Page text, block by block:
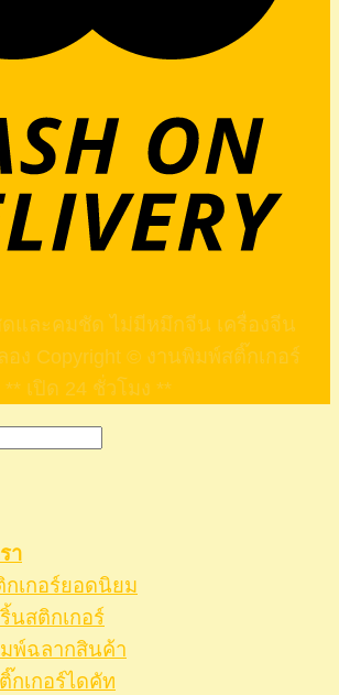
และคมชัด ไม่มีหมึกจีน เครื่องจีน
อง Copyright © งานพิมพ์สติ๊กเกอร์
เปิด 24 ชั่วโมง **
า
เกอร์ยอดนิยม
นสติกเกอร์
พ์ฉลากสินค้า
กเกอร์ไดคัท